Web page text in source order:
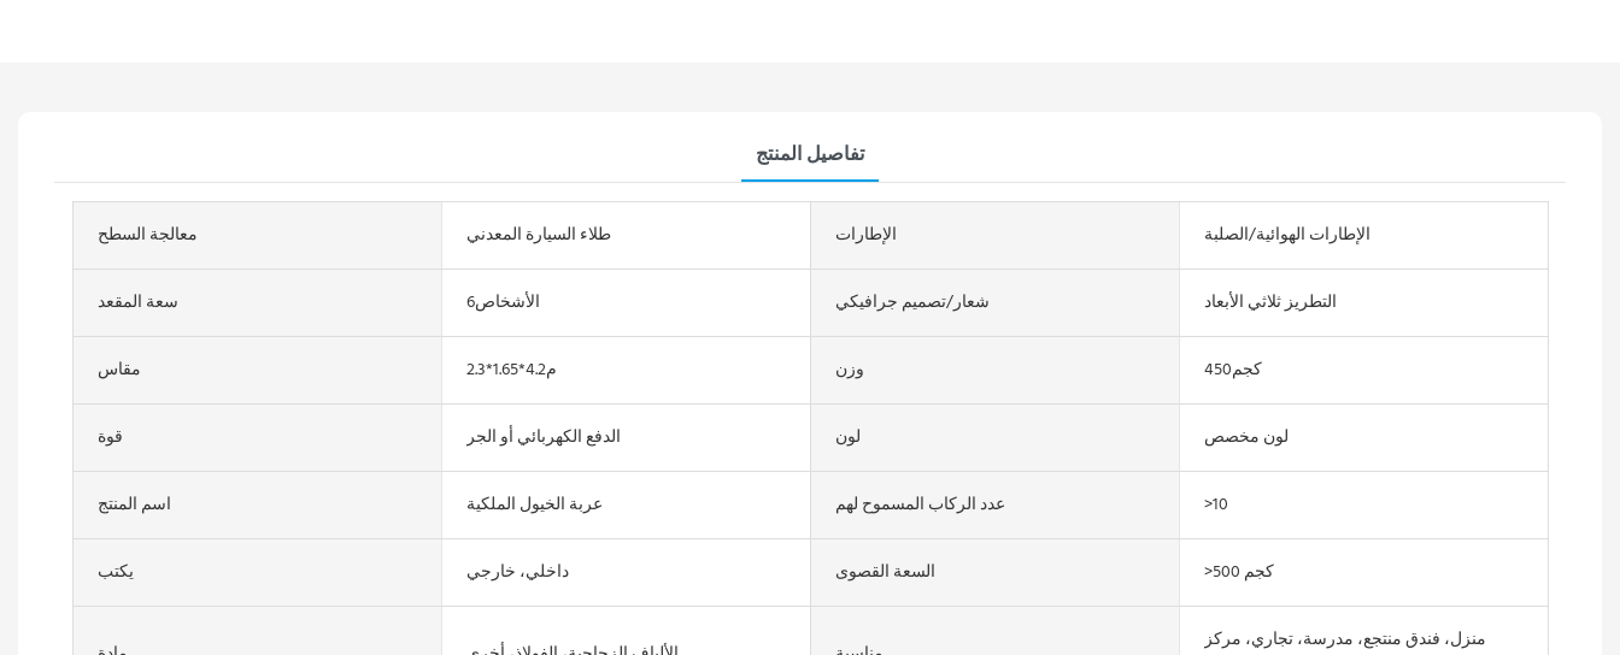
تفاصيل المنتج
معالجة السطح طلاء السيارة المعدني الإطارات الإطارات الهوائية/الصلبة
سعة المقعد الأشخاص6 شعار/تصميم جرافيكي التطريز ثلاثي الأبعاد
مقاس م4.2*1.65*2.3 وزن كجم450
قوة الدفع الكهربائي أو الجر لون لون مخصص
اسم المنتج عربة الخيول الملكية عدد الركاب المسموح لهم >10
يكتب داخلي، خارجي السعة القصوى >500 كجم
منزل، فندق منتجع، مدرسة، تجاري، مركز